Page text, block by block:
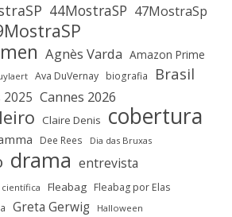
44MostraSP 47MostraSp
Agnès Varda Amazon Prime
Ava DuVernay biografia Brasil
2025 Cannes 2026
Claire Denis cobertura
Dee Rees Dia das Bruxas
drama entrevista
Fleabag Fleabag por Elas
Greta Gerwig Halloween